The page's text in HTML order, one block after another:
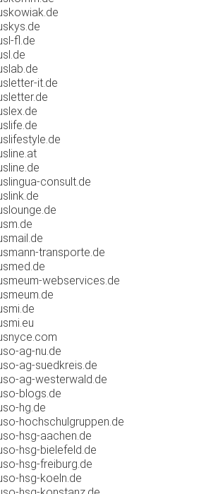
fl.de
it.de
consult.de
transporte.de
webservices.de
ag-nu.de
ag-suedkreis.de
ag-westerwald.de
blogs.de
hg.de
hochschulgruppen.de
hsg-aachen.de
hsg-bielefeld.de
hsg-freiburg.de
hsg-koeln.de